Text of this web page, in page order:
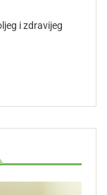
i zdravijeg